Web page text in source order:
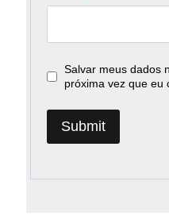
Salvar meus dados
próxima vez que eu